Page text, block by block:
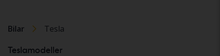
Bilar Tesla
Teslamodeller